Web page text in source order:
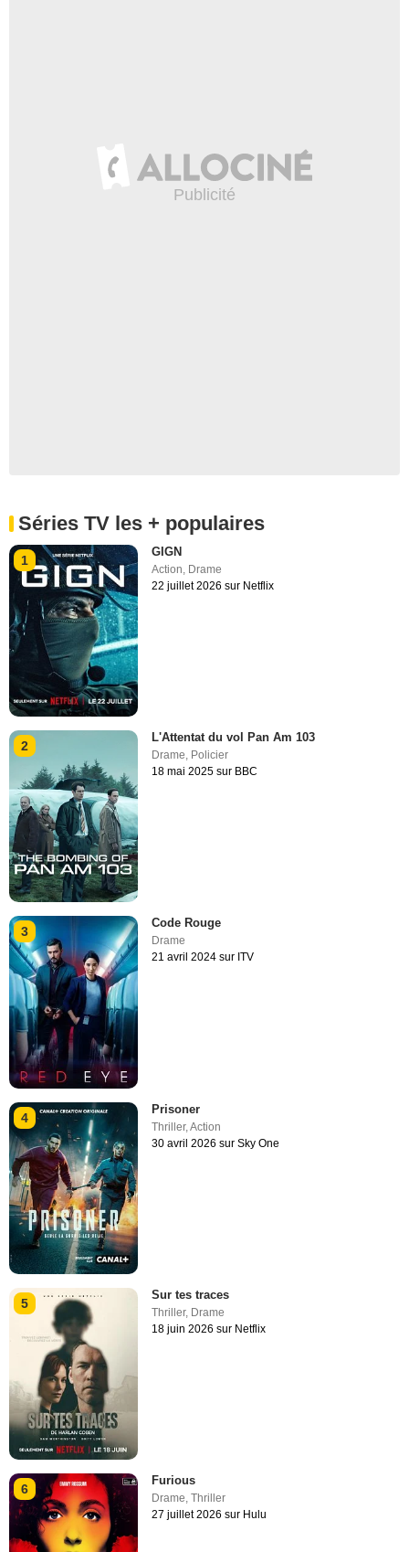
Séries TV les + populaires
1
GIGN
Action Drame
22 juillet 2026 sur Netflix
2
L'Attentat du vol Pan Am 103
Drame, Policier
18 mai 2025 sur BBC
3
Code Rouge
Drame
21 avril 2024 sur ITV
4
Prisoner
Thriller,Action
30 avril 2026 sur Sky One
5
Sur tes traces
Thriller, Drame
18 juin 2026 sur Netflix
6
Furious
Drame,Thriller
27 juillet 2026 sur Hulu